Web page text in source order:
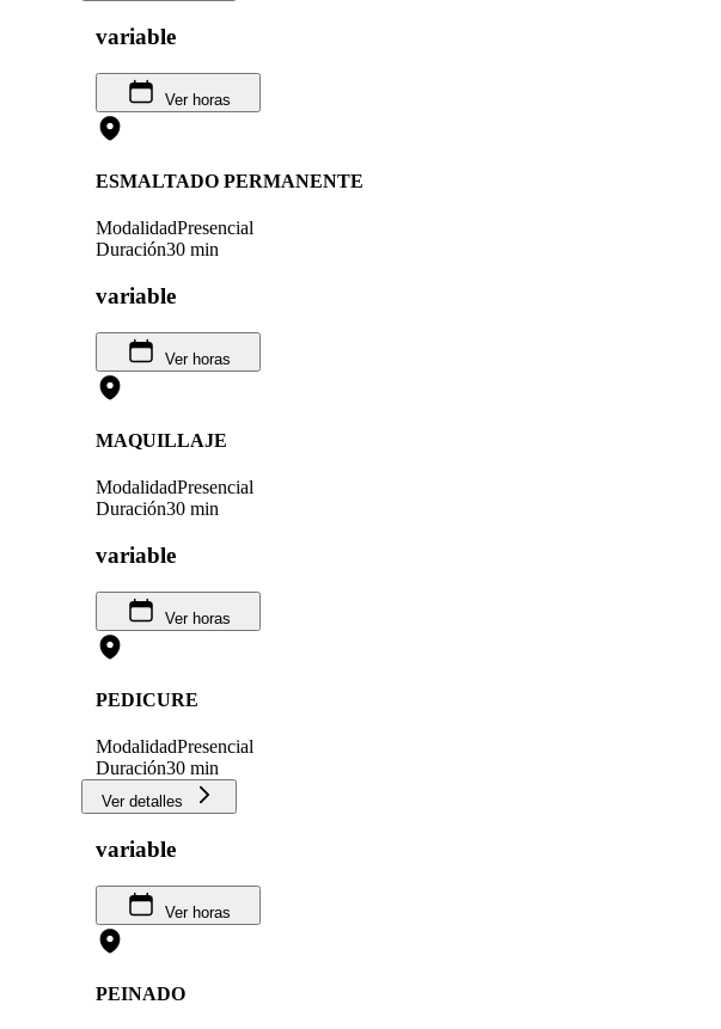
variable
Ver horas
ESMALTADO PERMANENTE
ModalidadPresencial
Duración30 min
variable
Ver horas
MAQUILLAJE
ModalidadPresencial
Duración30 min
variable
Ver horas
PEDICURE
ModalidadPresencial
Duración30 min
Ver detalles
variable
Ver horas
PEINADO